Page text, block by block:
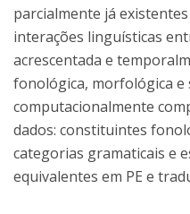
parcialmente já
interações linguísticas
acrescentada e
fonológica, morfológica e
computacionalmente
dados: constituintes
categorias gramaticais e
equivalentes em PE e